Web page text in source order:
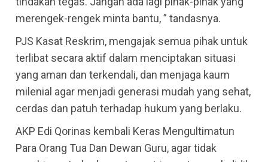
merengek-rengek minta bantu, ” tandasnya.
PJS Kasat Reskrim, mengajak semua pihak untuk
terlibat secara aktif dalam menciptakan situasi
yang aman dan terkendali, dan menjaga kaum
milenial agar menjadi generasi mudah yang sehat,
cerdas dan patuh terhadap hukum yang berlaku.
AKP Edi Qorinas kembali Keras Mengultimatun
Para Orang Tua Dan Dewan Guru, agar tidak